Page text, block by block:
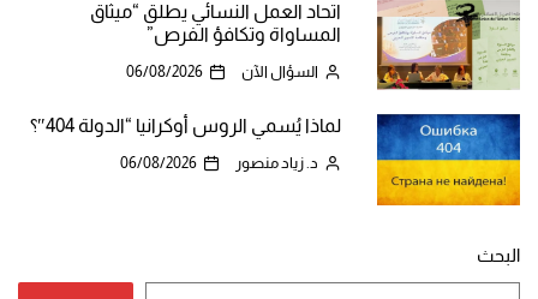
اتحاد العمل النسائي يطلق “ميثاق
المساواة وتكافؤ الفرص”
السؤال الآن 06/08/2026
لماذا يُسمي الروس أوكرانيا “الدولة 404″؟
د. زياد منصور 06/08/2026
البحث